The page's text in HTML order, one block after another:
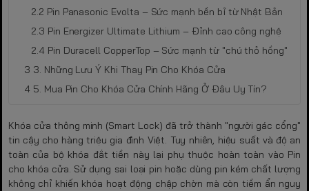
Pin Panasonic Evolta – Sức mạnh bền bỉ từ Nhật Bản
Pin Energizer Ultimate Lithium – Đỉnh cao công nghệ
Pin Duracell CopperTop – Sức mạnh từ "chú thỏ hồng"
3. Những Lưu Ý Khi Thay Pin Cho Khóa Cửa
5. Mua Pin Cho Khóa Cửa Chính Hãng Ở Đâu Uy Tín?
Khóa cửa thông minh (Smart Lock) đã trở thành "người gác cổng"
tin cậy cho hàng triệu gia đình Việt. Tuy nhiên, hiệu suất và độ an
toàn của bộ khóa đắt tiền này lại phụ thuộc hoàn toàn vào Pin
cho khóa cửa. Sử dụng sai loại pin hoặc dùng pin kém chất lượng
không chỉ khiến khóa hoạt động chập chờn mà còn tiềm ẩn nguy